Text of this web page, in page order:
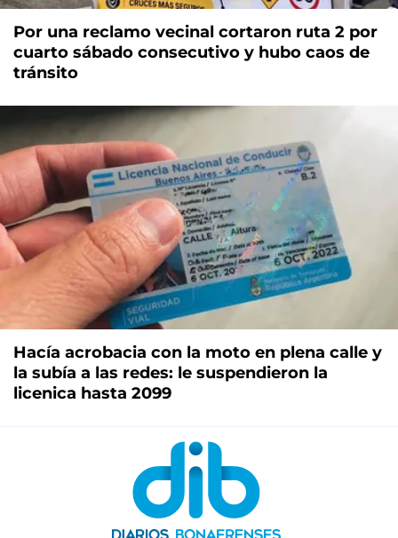
Por una reclamo vecinal cortaron ruta 2 por
cuarto sábado consecutivo y hubo caos de
tránsito
Hacía acrobacia con la moto en plena calle y
la subía a las redes: le suspendieron la
licenica hasta 2099